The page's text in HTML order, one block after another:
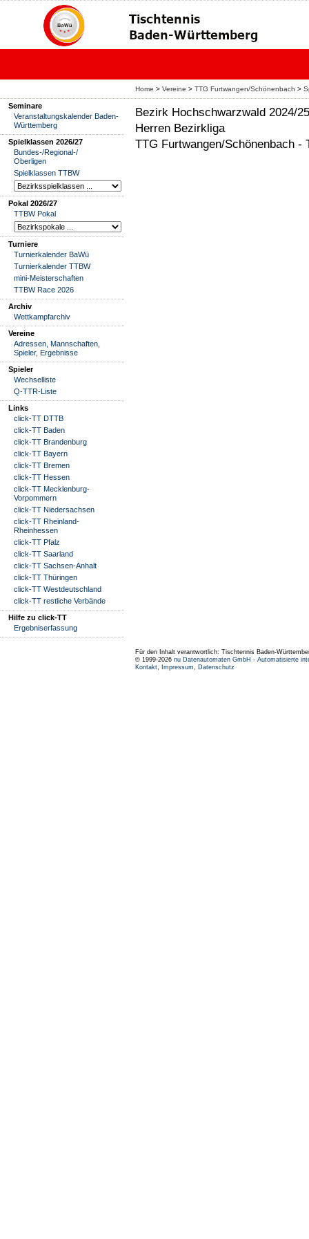
Home > Vereine > TTG Furtwangen/Schönenbach >
Seminare
Veranstaltungskalender Baden-
Württemberg
Spielklassen 2026/27
Bundes-/Regional-/
Oberligen
Spielklassen TTBW
Pokal 2026/27
TTBW Pokal
Turniere
Turnierkalender BaWü
Turnierkalender TTBW
mini-Meisterschaften
TTBW Race 2026
Archiv
Wettkampfarchiv
Vereine
Adressen, Mannschaften,
Spieler, Ergebnisse
Spieler
Wechselliste
Q-TTR-Liste
Links
click-TT DTTB
click-TT Baden
click-TT Brandenburg
click-TT Bayern
click-TT Bremen
click-TT Hessen
click-TT Mecklenburg-
Vorpommern
click-TT Niedersachsen
click-TT Rheinland-
Rheinhessen
click-TT Pfalz
click-TT Saarland
click-TT Sachsen-Anhalt
click-TT Thüringen
click-TT Westdeutschland
click-TT restliche Verbände
Hilfe zu click-TT
Ergebniserfassung
Bezirk Hochschwarzwald 2024/25
Herren Bezirkliga
TTG Furtwangen/Schönenbach -
Für den Inhalt verantwortlich: Tischtennis Baden-
© 1999-2026 nu Datenautomaten GmbH - Automatisierte
Kontakt, Impressum, Datenschutz